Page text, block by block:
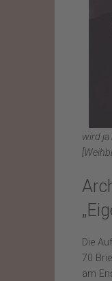
wird ja
Die
70
am